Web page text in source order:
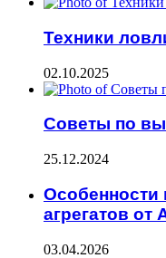
Техники
02.10.2025
Советы по
25.12.2024
Особенности
агрегатов
03.04.2026